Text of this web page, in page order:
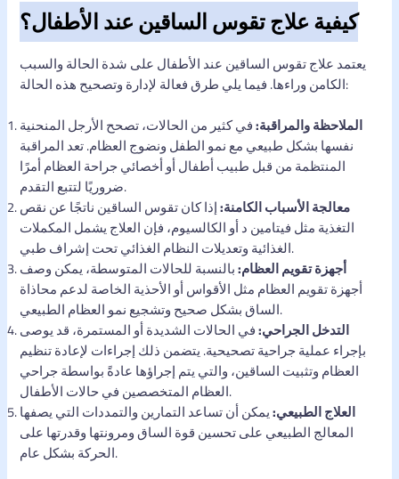
كيفية علاج تقوس الساقين عند الأطفال؟
يعتمد علاج تقوس الساقين عند الأطفال على شدة الحالة والسبب
الكامن وراءها. فيما يلي طرق فعالة لإدارة وتصحيح هذه الحالة:
الملاحظة والمراقبة:في كثير من الحالات، تصحح الأرجل المنحنية
نفسها بشكل طبيعي مع نمو الطفل ونضوج العظام. تعد المراقبة
المنتظمة من قبل طبيب أطفال أو أخصائي جراحة العظام أمرًا
ضروريًا لتتبع التقدم.
معالجة الأسباب الكامنة:إذا كان تقوس الساقين ناتجًا عن نقص
التغذية مثل فيتامين د أو الكالسيوم، فإن العلاج يشمل المكملات
الغذائية وتعديلات النظام الغذائي تحت إشراف طبي.
أجهزة تقويم العظام:بالنسبة للحالات المتوسطة، يمكن وصف
أجهزة تقويم العظام مثل الأقواس أو الأحذية الخاصة لدعم محاذاة
الساق بشكل صحيح وتشجيع نمو العظام الطبيعي.
التدخل الجراحي:في الحالات الشديدة أو المستمرة، قد يوصى
بإجراء عملية جراحية تصحيحية. يتضمن ذلك إجراءات لإعادة تنظيم
العظام وتثبيت الساقين، والتي يتم إجراؤها عادةً بواسطة جراحي
العظام المتخصصين في حالات الأطفال.
العلاج الطبيعي:يمكن أن تساعد التمارين والتمددات التي يصفها
المعالج الطبيعي على تحسين قوة الساق ومرونتها وقدرتها على
الحركة بشكل عام.